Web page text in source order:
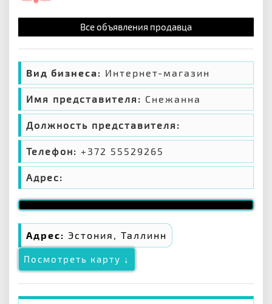
Все объявления продавца
Вид бизнеса: Интернет-магазин
Имя представителя: Снежанна
Должность представителя:
Телефон: +372 55529265
Адрес:
Адрес: Эстония, Таллинн
Посмотреть карту ↓